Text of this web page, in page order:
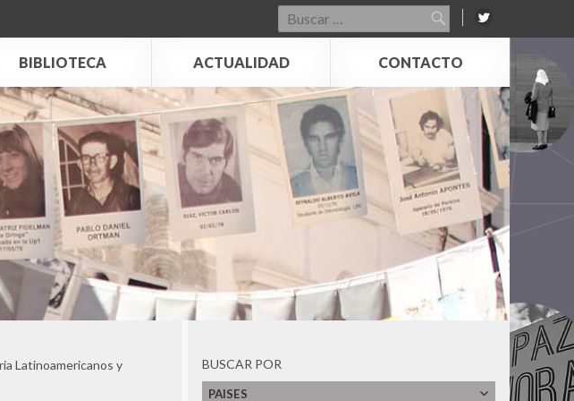
Buscar
por:
BIBLIOTECA ACTUALIDAD CONTACTO
Latinoamericanos y
BUSCAR POR
PAISES
Desaparecidos en Honduras (COFADEH)
Corporación de Memoria y Cultura de
Corporación Parque por la Paz Villa Grimaldi
Devoir de Memoire Haiti
Dirección de Verdad, Justicia y Reparación -
Defensoría del Pueblo
Espacio para la Memoria ex CCD "Club
Atlético"
Espacio para la Memoria y la Promoción de los
DDHH ex CCDTyE OLIMPO
Estadio Nacional
Fundación 1367- Casa Memoria José
Domingo Cañas
Fundación de Ayuda Social de las Iglesias
Cristianas
Fundación Zelmar Michelini
Instituto Internacional de Aprendizaje para la